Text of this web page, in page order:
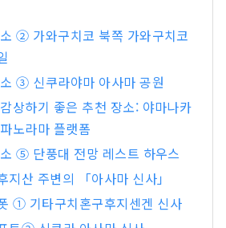
는 후지텐 스노 리조트가 있습니다. 최근
의 웅장한 자연 속에서 트레킹, 사이클
의 액티비티를 즐기는 사람들도 증가하
슭 가와구치호
점으로, 후지산의 자연을 활용한 테마파
스바루랜드」, 후지산 천연수를 사용하
세계적인 평가를 받은 크래프트 맥주
서 솟아나는 천연 온천 「후지 조보노유
그리고 웅장한 후지산 전망과 함께 겨울
길 수 있는 「후지텐 스노 리조트」를
② 가와구치코 북쪽 가와구치코
③ 신쿠라야마 아사마 공원
상하기 좋은 추천 장소: 야마나카
노라마 플랫폼
⑤ 단풍대 전망 레스트 하우스
지산 주변의 「아사마 신사」
① 기타구치혼구후지센겐 신사